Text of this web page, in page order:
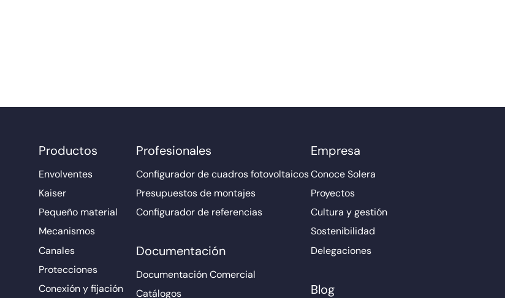
Productos
Envolventes
Kaiser
Pequeño material
Mecanismos
Canales
Protecciones
Conexión y fijación
Profesionales
Configurador de cuadros fotovoltaicos
Presupuestos de montajes
Configurador de referencias
Documentación
Documentación Comercial
Catálogos
Empresa
Conoce Solera
Proyectos
Cultura y gestión
Sostenibilidad
Delegaciones
Blog